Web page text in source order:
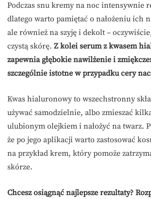
Podczas snu kremy na noc intensywnie
dlatego warto pamiętać o nałożeniu ich
ale również na szyję i dekolt –
czystą skórę. Z kolei serum z kwasem
zapewnia głębokie nawilżenie i
szczególnie istotne w przypadku cery
Kwas hialuronowy to wszechstronny
używać samodzielnie, albo zmieszać
ulubionym olejkiem i nałożyć na twarz.
że po jego aplikacji warto zastosować
na przykład krem, który pomoże
skórze.
Chcesz osiągnąć najlepsze rezultaty?